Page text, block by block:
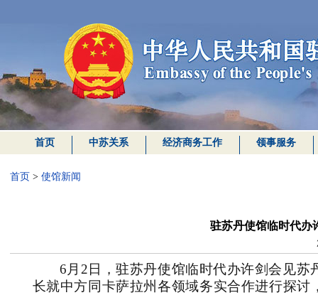
首页 中苏关系 经济商务工作 领事服务
首页 > 使馆新闻
驻苏丹使馆临时代办
6月2日，驻苏丹使馆临时代办许剑会见
长就中方同卡萨拉州各领域务实合作进行探